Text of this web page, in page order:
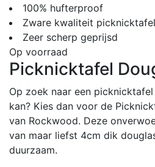
100% hufterproof
Zware kwaliteit picknicktafel
Zeer scherp geprijsd
Op voorraad
Picknicktafel
Op zoek naar een
kan? Kies dan voor de
van Rockwood. Deze
van maar liefst 4cm dik
duurzaam.